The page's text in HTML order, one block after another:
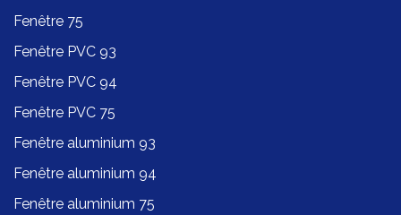
Fenêtre 75
Fenêtre PVC 93
Fenêtre PVC 94
Fenêtre PVC 75
Fenêtre aluminium 93
Fenêtre aluminium 94
Fenêtre aluminium 75